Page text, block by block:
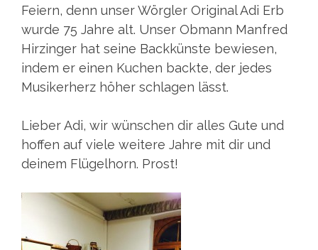
Feiern, denn unser Wörgler Original Adi Erb
wurde 75 Jahre alt. Unser Obmann Manfred
Hirzinger hat seine Backkünste bewiesen,
indem er einen Kuchen backte, der jedes
Musikerherz höher schlagen lässt.
Lieber Adi, wir wünschen dir alles Gute und
hoffen auf viele weitere Jahre mit dir und
deinem Flügelhorn. Prost!